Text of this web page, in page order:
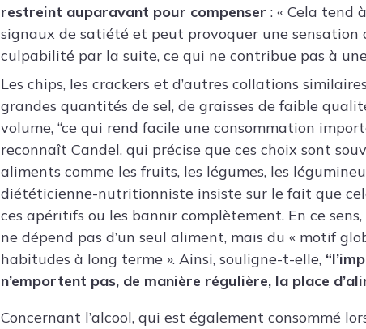
restreint auparavant pour compenser : « Cela tend
signaux de satiété et peut provoquer une sensation
culpabilité par la suite, ce qui ne contribue pas à
Les chips, les crackers et d’autres collations
grandes quantités de sel, de graisses de faible
volume, “ce qui rend facile une consommation
reconnaît Candel, qui précise que ces choix sont
aliments comme les fruits, les légumes, les
diététicienne-nutritionniste insiste sur le fait que
ces apéritifs ou les bannir complètement. En ce
ne dépend pas d’un seul aliment, mais du « motif
habitudes à long terme ». Ainsi, souligne-t-elle,
n’emportent pas, de manière régulière, la place
Concernant l’alcool, qui est également consommé